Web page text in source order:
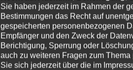
Sie haben jederzeit im Rahmen der
Bestimmungen das Recht auf
gespeicherten personenbezogenen
Empfänger und den Zweck der
Berichtigung, Sperrung oder
auch zu weiteren Fragen zum
Sie sich jederzeit über die im